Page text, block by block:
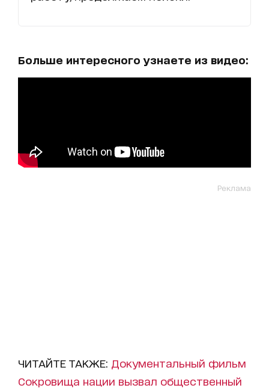
Больше интересного узнаете из видео:
Реклама
ЧИТАЙТЕ ТАКЖЕ: Документальный фильм
Сокровища нации вызвал общественный